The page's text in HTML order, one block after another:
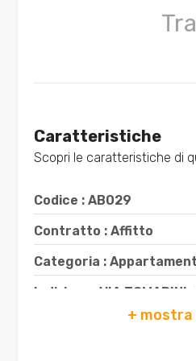
Caratteristiche
Scopri le caratteristiche di
Codice : AB029
Contratto : Affitto
Categoria :
Indirizzo : VIA TOMADINI,
Qualsiasi
1
2
3